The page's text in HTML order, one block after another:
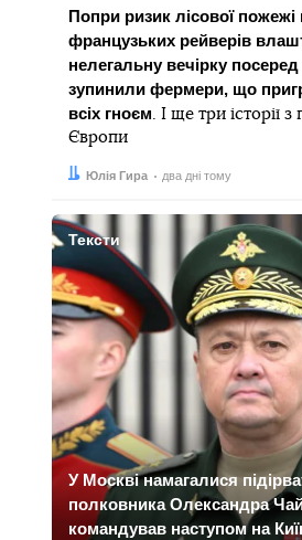
Попри ризик лісової пожежі
французьких рейверів
нелегальну вечірку
зупинили фермери, що
всіх гноєм . І ще три історії
Європи
Автор:
Юлія Гира
Дата: два дні тому
Тексти
У Москві намагалися
полковника Олександра
командував наступом на